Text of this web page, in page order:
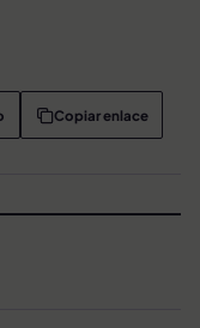
Copiar enlace